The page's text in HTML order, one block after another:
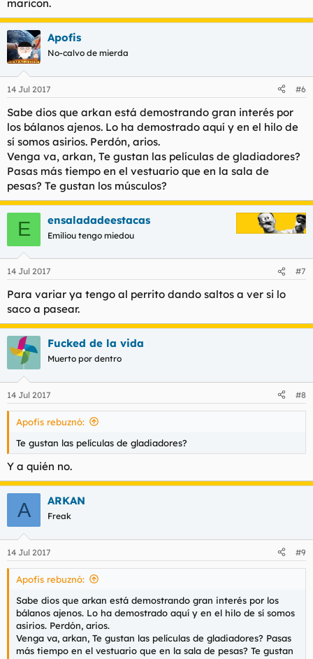
maricon.
Apofis
No-calvo de mierda
14 Jul 2017 #6
Sabe dios que arkan está demostrando gran interés por
los bálanos ajenos. Lo ha demostrado aquí y en el hilo de
sí somos asirios. Perdón, arios.
Venga va, arkan, Te gustan las películas de gladiadores?
Pasas más tiempo en el vestuario que en la sala de
pesas? Te gustan los músculos?
E ensaladadeestacas
Emiliou tengo miedou
14 Jul 2017 #7
Para variar ya tengo al perrito dando saltos a ver si lo
saco a pasear.
Fucked de la vida
Muerto por dentro
14 Jul 2017 #8
Apofis rebuznó:
Te gustan las películas de gladiadores?
Y a quién no.
A ARKAN
Freak
14 Jul 2017 #9
Apofis rebuznó:
Sabe dios que arkan está demostrando gran interés por los
bálanos ajenos. Lo ha demostrado aquí y en el hilo de sí somos
asirios. Perdón, arios.
Venga va, arkan, Te gustan las películas de gladiadores? Pasas
más tiempo en el vestuario que en la sala de pesas? Te gustan